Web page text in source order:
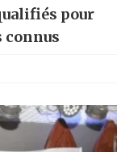
pour
connus